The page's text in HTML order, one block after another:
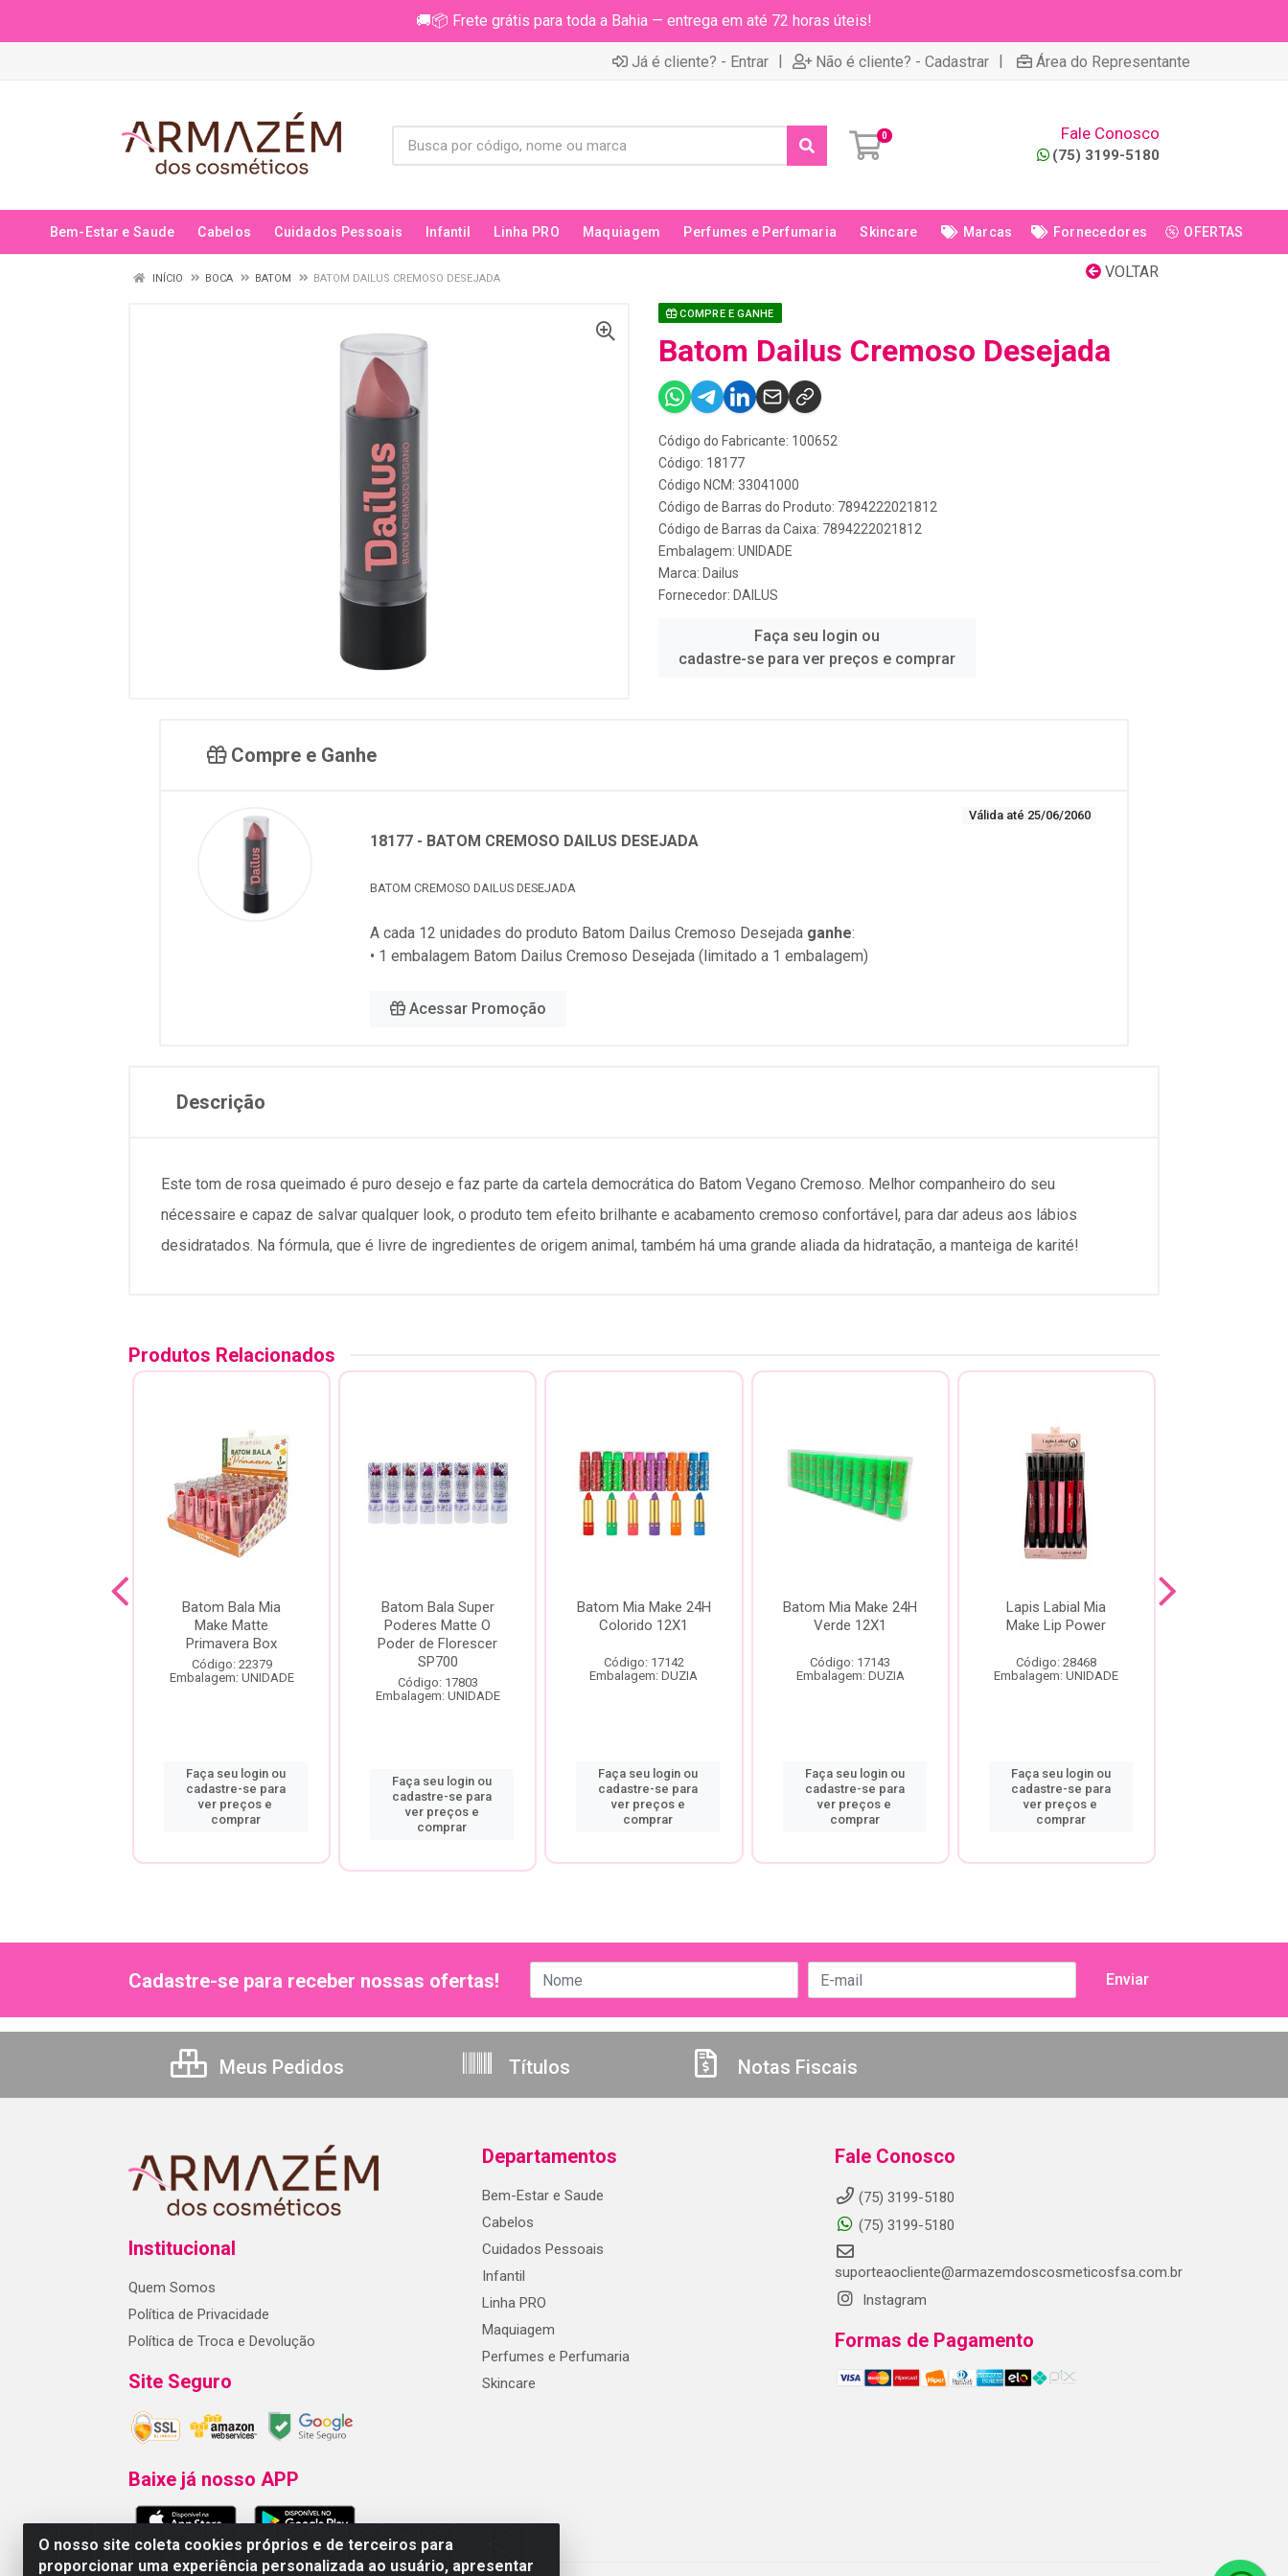
🚚📦 Frete grátis para toda a Bahia — entrega em até 72 horas úteis!
Já é cliente? - Entrar | Não é cliente? - Cadastrar | Área do Representante
0 Fale Conosco
(75) 3199-5180
Bem-Estar e Saude Cabelos Cuidados Pessoais Infantil Linha PRO Maquiagem Perfumes e Perfumaria Skincare Marcas Fornecedores OFERTAS
VOLTAR
INÍCIO BOCA BATOM BATOM DAILUS CREMOSO DESEJADA
COMPRE E GANHE
Batom Dailus Cremoso Desejada
Código do Fabricante: 100652
Código: 18177
Código NCM: 33041000
Código de Barras do Produto: 7894222021812
Código de Barras da Caixa: 7894222021812
Embalagem: UNIDADE
Marca: Dailus
Fornecedor: DAILUS
Faça seu login ou
cadastre-se para ver preços e comprar
Compre e Ganhe
Válida até 25/06/2060
18177 - BATOM CREMOSO DAILUS DESEJADA
BATOM CREMOSO DAILUS DESEJADA
A cada 12 unidades do produto Batom Dailus Cremoso Desejada ganhe:
• 1 embalagem Batom Dailus Cremoso Desejada (limitado a 1 embalagem)
Acessar Promoção
Descrição
Este tom de rosa queimado é puro desejo e faz parte da cartela democrática do Batom Vegano Cremoso. Melhor companheiro do seu
nécessaire e capaz de salvar qualquer look, o produto tem efeito brilhante e acabamento cremoso confortável, para dar adeus aos lábios
desidratados. Na fórmula, que é livre de ingredientes de origem animal, também há uma grande aliada da hidratação, a manteiga de karité!
Produtos Relacionados
Batom Bala Mia
Make Matte
Primavera Box
Código: 22379
Embalagem: UNIDADE
Faça seu login ou
cadastre-se para
ver preços e
comprar
Batom Bala Super
Poderes Matte O
Poder de Florescer
SP700
Código: 17803
Embalagem: UNIDADE
Faça seu login ou
cadastre-se para
ver preços e
comprar
Batom Mia Make 24H
Colorido 12X1
Código: 17142
Embalagem: DUZIA
Faça seu login ou
cadastre-se para
ver preços e
comprar
Batom Mia Make 24H
Verde 12X1
Código: 17143
Embalagem: DUZIA
Faça seu login ou
cadastre-se para
ver preços e
comprar
Lapis Labial Mia
Make Lip Power
Código: 28468
Embalagem: UNIDADE
Faça seu login ou
cadastre-se para
ver preços e
comprar
O nosso site coleta cookies próprios e de terceiros para
proporcionar uma experiência personalizada ao usuário, apresentar
Cadastre-se para receber nossas ofertas!
Meus Pedidos Títulos Notas Fiscais
Institucional
Quem Somos
Política de Privacidade
Política de Troca e Devolução
Site Seguro
Baixe já nosso APP
Departamentos
Bem-Estar e Saude
Cabelos
Cuidados Pessoais
Infantil
Linha PRO
Maquiagem
Perfumes e Perfumaria
Skincare
Fale Conosco
(75) 3199-5180
(75) 3199-5180
suporteaocliente@armazemdoscosmeticosfsa.com.br
Instagram
Formas de Pagamento